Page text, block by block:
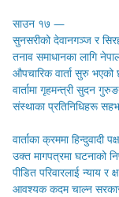
साउन १७ —
सुनसरीको देवानगञ्ज र
तनाव समाधानका लागि
औपचारिक वार्ता सुरु भएको
वार्तामा गृहमन्त्री सुदन
संस्थाका प्रतिनिधिहरू
वार्ताका क्रममा
उक्त मागपत्रमा घटनाको
पीडित परिवारलाई न्याय र
आवश्यक कदम चाल्न